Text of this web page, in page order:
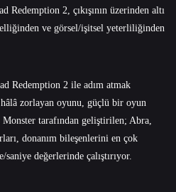
2, çıkışının üzerinden altı
ve görsel/işitsel yeterliliğinden
Redemption 2 ile adım atmak
zorlayan oyunu, güçlü bir oyun
tarafından geliştirilen; Abra,
, donanım bileşenlerini en çok
değerlerinde çalıştırıyor.